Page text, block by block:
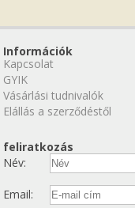
Információk
Kapcsolat
GYIK
Vásárlási tudnivalók
Elállás a szerződéstől
feliratkozás
Név:
Email: